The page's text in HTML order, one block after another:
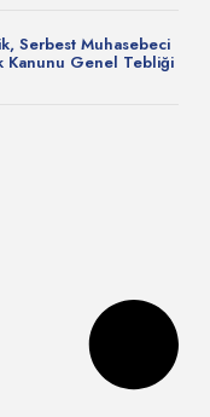
Serbest Muhasebeci
Kanunu Genel Tebliği